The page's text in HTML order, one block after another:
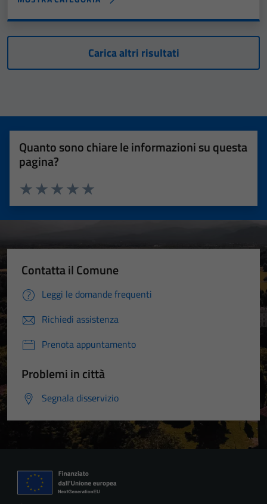
Carica altri risultati
Quanto sono chiare le informazioni su questa
pagina?
Valuta 5 stelle su 5
Valuta 4 stelle su 5
Valuta 3 stelle su 5
Valuta 2 stelle su 5
Valuta 1 stelle su 5
Contatta il Comune
Leggi le domande frequenti
Richiedi assistenza
Prenota appuntamento
Problemi in città
Segnala disservizio